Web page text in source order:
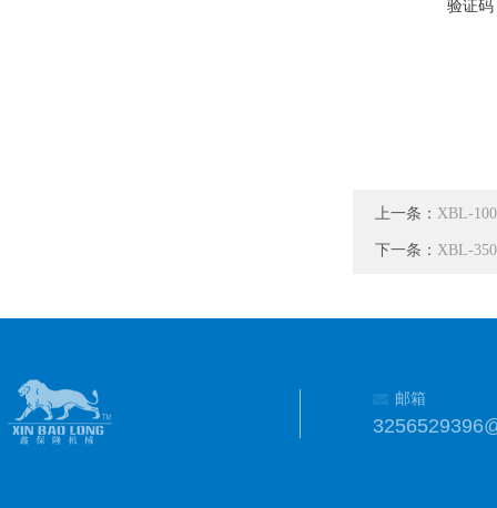
验证码
上一条： XBL-
下一条： XBL-
邮箱